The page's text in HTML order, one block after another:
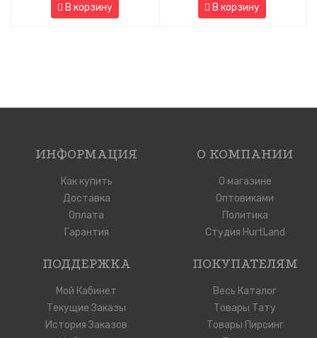
В корзину В корзину
ИНФОРМАЦИЯ
Как купить
Доставка
Оплата
Гарантия
О КОМПАНИИ
О магазине
Оптовиками
Политика
Студия HurtLand
ПОДДЕРЖКА
Мой Кабинет
Текущие Заказы
История Заказов
ПОКУПАТЕЛЯМ
Весь Каталог
Товары Тату
Товары Пирсинг